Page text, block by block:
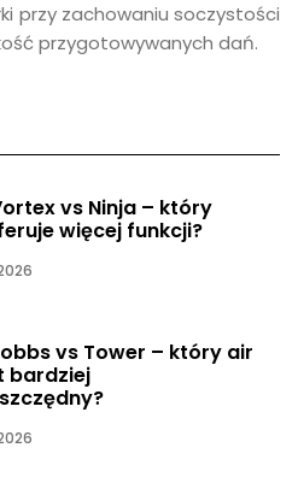
przy zachowaniu soczystości
przygotowywanych dań.
vs Ninja – który
więcej funkcji?
vs Tower – który air
bardziej